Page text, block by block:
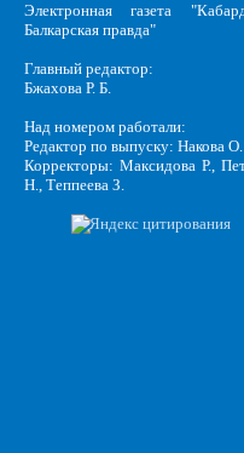
Электронная газета
Балкарская правда"
Главный редактор:
Бжахова Р. Б.
Над номером работали:
Редактор по выпуску: Накова О.
Корректоры: Максидова Р.,
Н., Теппеева З.